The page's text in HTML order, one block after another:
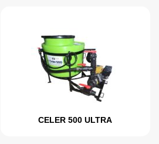
CELER 500 ULTRA